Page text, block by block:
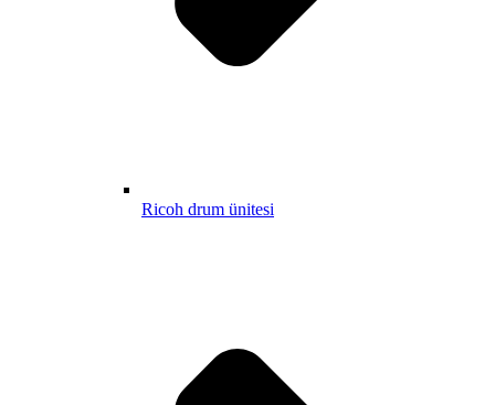
Ricoh drum ünitesi